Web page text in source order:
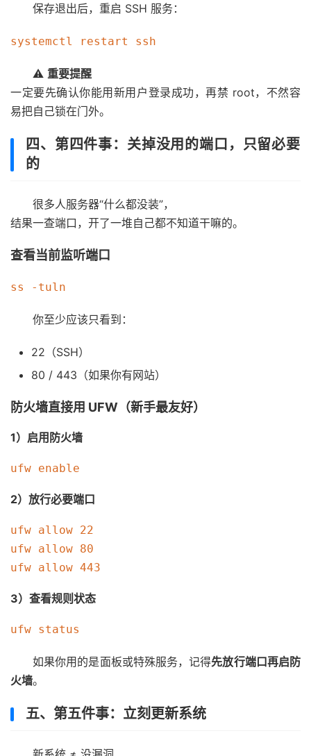
保存退出后，重启 SSH 服务：
⚠️ 重要提醒
一定要先确认你能用新用户登录成功，再禁 root，不然容
易把自己锁在门外。
四、第四件事：关掉没用的端口，只留必要
的
很多人服务器“什么都没装”，
结果一查端口，开了一堆自己都不知道干嘛的。
查看当前监听端口
你至少应该只看到：
22（SSH）
80 / 443（如果你有网站）
防火墙直接用 UFW（新手最友好）
1）启用防火墙
2）放行必要端口
ufw allow 22
ufw allow 80
3）查看规则状态
如果你用的是面板或特殊服务，记得先放行端口再启防
火墙。
五、第五件事：立刻更新系统